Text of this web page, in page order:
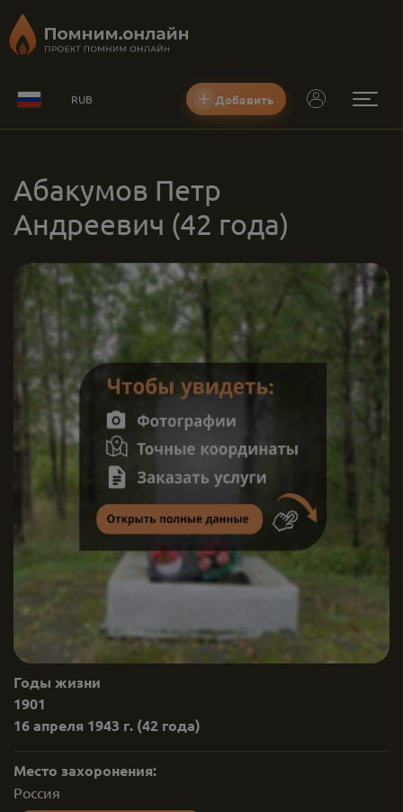
RUB Добавить
Абакумов Петр
Андреевич (42 года)
Годы жизни
1901
16 апреля 1943 г. (42 года)
Место захоронения:
Россия